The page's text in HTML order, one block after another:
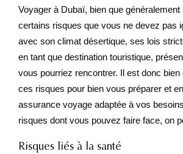
Voyager à Dubaï, bien que
certains risques que vous ne devez pas
avec son climat désertique, ses lois
en tant que destination touristique,
vous pourriez rencontrer. Il est donc
ces risques pour bien vous préparer et
assurance voyage adaptée à vos
risques dont vous pouvez faire face, on
Risques liés à la santé